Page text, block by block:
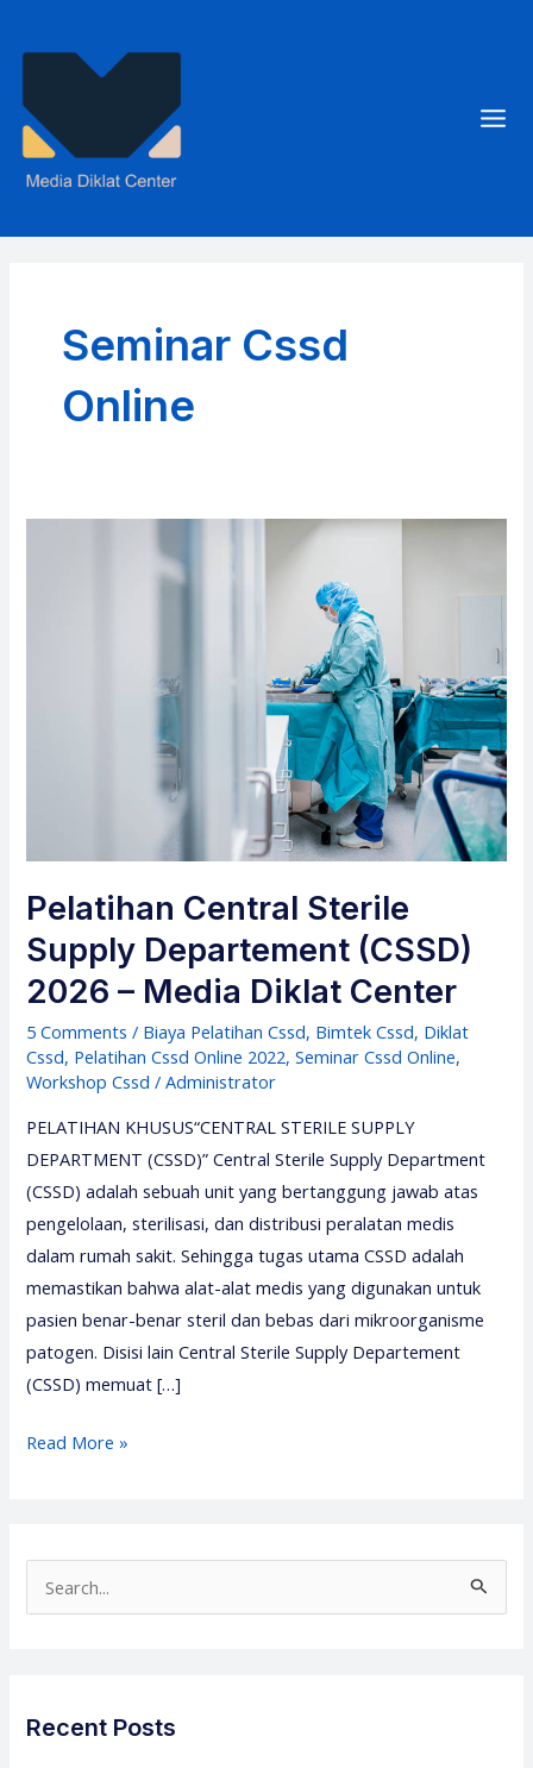
Seminar Cssd
Online
Pelatihan Central Sterile
Supply Departement (CSSD)
2026 – Media Diklat Center
5 Comments / Biaya Pelatihan Cssd, Bimtek Cssd, Diklat
Cssd, Pelatihan Cssd Online 2022,Seminar Cssd Online,
Workshop Cssd /Administrator
PELATIHAN KHUSUS“CENTRAL STERILE SUPPLY
DEPARTMENT (CSSD)” Central Sterile Supply Department
(CSSD) adalah sebuah unit yang bertanggung jawab atas
pengelolaan, sterilisasi, dan distribusi peralatan medis
dalam rumah sakit. Sehingga tugas utama CSSD adalah
memastikan bahwa alat-alat medis yang digunakan untuk
pasien benar-benar steril dan bebas dari mikroorganisme
patogen. Disisi lain Central Sterile Supply Departement
(CSSD) memuat […]
Pelatihan
(CSSD)
Diklat
Read More »
e
Recent Posts